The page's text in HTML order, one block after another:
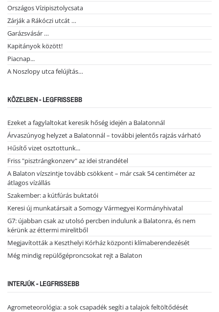
Országos Vízipisztolycsata
Zárják a Rákóczi utcát …
Garázsvásár …
Kapitányok között!
Piacnap...
A Noszlopy utca felújítás…
KÖZELBEN - LEGFRISSEBB
Ezeket a fagylaltokat keresik hőség idején a Balatonnál
Árvaszúnyog helyzet a Balatonnál – további jelentős rajzás várható
Hűsítő vizet osztottunk...
Friss "pisztrángkonzerv" az idei strandétel
A Balaton vízszintje tovább csökkent – már csak 54 centiméter az
átlagos vízállás
Szakember: a kútfúrás buktatói
Keresi új munkatársait a Somogy Vármegyei Kormányhivatal
G7: újabban csak az utolsó percben indulunk a Balatonra, és nem
kérünk az éttermi mirelitből
Megjavították a Keszthelyi Kórház központi klímaberendezését
Még mindig repülőgéproncsokat rejt a Balaton
INTERJÚK - LEGFRISSEBB
Agrometeorológia: a sok csapadék segíti a talajok feltöltődését